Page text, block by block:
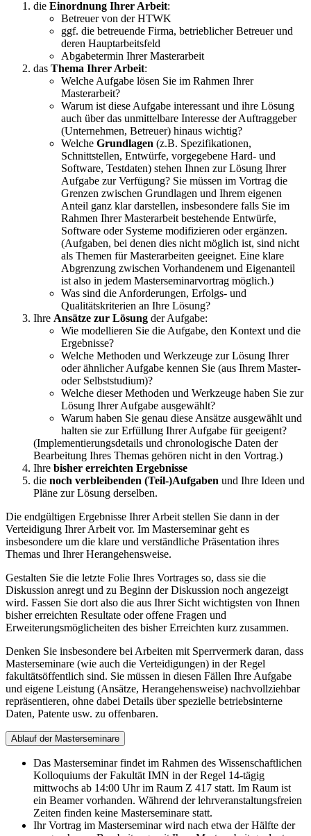
die Einordnung Ihrer Arbeit:
Betreuer von der HTWK
ggf. die betreuende Firma, betrieblicher Betreuer und
deren Hauptarbeitsfeld
Abgabetermin Ihrer Masterarbeit
das Thema Ihrer Arbeit:
Welche Aufgabe lösen Sie im Rahmen Ihrer
Masterarbeit?
Warum ist diese Aufgabe interessant und ihre Lösung
auch über das unmittelbare Interesse der Auftraggeber
(Unternehmen, Betreuer) hinaus wichtig?
Welche Grundlagen (z.B. Spezifikationen,
Schnittstellen, Entwürfe, vorgegebene Hard- und
Software, Testdaten) stehen Ihnen zur Lösung Ihrer
Aufgabe zur Verfügung? Sie müssen im Vortrag die
Grenzen zwischen Grundlagen und Ihrem eigenen
Anteil ganz klar darstellen, insbesondere falls Sie im
Rahmen Ihrer Masterarbeit bestehende Entwürfe,
Software oder Systeme modifizieren oder ergänzen.
(Aufgaben, bei denen dies nicht möglich ist, sind nicht
als Themen für Masterarbeiten geeignet. Eine klare
Abgrenzung zwischen Vorhandenem und Eigenanteil
ist also in jedem Masterseminarvortrag möglich.)
Was sind die Anforderungen, Erfolgs- und
Qualitätskriterien an Ihre Lösung?
Ihre Ansätze zur Lösung der Aufgabe:
Wie modellieren Sie die Aufgabe, den Kontext und die
Ergebnisse?
Welche Methoden und Werkzeuge zur Lösung Ihrer
oder ähnlicher Aufgabe kennen Sie (aus Ihrem Master-
oder Selbststudium)?
Welche dieser Methoden und Werkzeuge haben Sie zur
Lösung Ihrer Aufgabe ausgewählt?
Warum haben Sie genau diese Ansätze ausgewählt und
halten sie zur Erfüllung Ihrer Aufgabe für geeigent?
(Implementierungsdetails und chronologische Daten der
Bearbeitung Ihres Themas gehören nicht in den Vortrag.)
Ihre bisher erreichten Ergebnisse
die noch verbleibenden (Teil-)Aufgaben und Ihre Ideen und
Pläne zur Lösung derselben.
Die endgültigen Ergebnisse Ihrer Arbeit stellen Sie dann in der
Verteidigung Ihrer Arbeit vor. Im Masterseminar geht es
insbesondere um die klare und verständliche Präsentation ihres
Themas und Ihrer Herangehensweise.
Gestalten Sie die letzte Folie Ihres Vortrages so, dass sie die
Diskussion anregt und zu Beginn der Diskussion noch angezeigt
wird. Fassen Sie dort also die aus Ihrer Sicht wichtigsten von Ihnen
bisher erreichten Resultate oder offene Fragen und
Erweiterungsmöglicheiten des bisher Erreichten kurz zusammen.
Denken Sie insbesondere bei Arbeiten mit Sperrvermerk daran, dass
Masterseminare (wie auch die Verteidigungen) in der Regel
fakultätsöffentlich sind. Sie müssen in diesen Fällen Ihre Aufgabe
und eigene Leistung (Ansätze, Herangehensweise) nachvollziehbar
repräsentieren, ohne dabei Details über spezielle betriebsinterne
Daten, Patente usw. zu offenbaren.
Ablauf der Masterseminare
Das Masterseminar findet im Rahmen des Wissenschaftlichen
Kolloquiums der Fakultät IMN in der Regel 14-tägig
mittwochs ab 14:00 Uhr im Raum Z 417 statt. Im Raum ist
ein Beamer vorhanden. Während der lehrveranstaltungsfreien
Zeiten finden keine Masterseminare statt.
Ihr Vortrag im Masterseminar wird nach etwa der Hälfte der